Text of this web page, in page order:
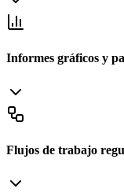
Informes gráficos y
Flujos de trabajo